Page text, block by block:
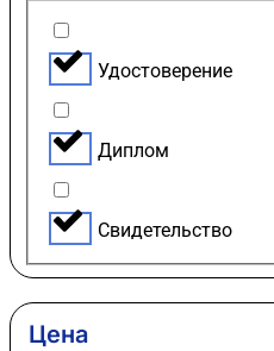
Удостоверение
Диплом
Свидетельство
Цена